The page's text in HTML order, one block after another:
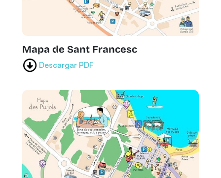
Mapa de Sant Francesc
Descargar PDF